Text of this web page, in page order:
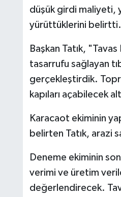
düşük girdi maliyeti,
yürüttüklerini belirtti.
Başkan Tatık,
tasarrufu sağlayan
gerçekleştirdik.
kapıları açabilecek
Karacaot ekiminin
belirten Tatık, arazi
Deneme ekiminin
verimi ve üretim
değerlendirecek.